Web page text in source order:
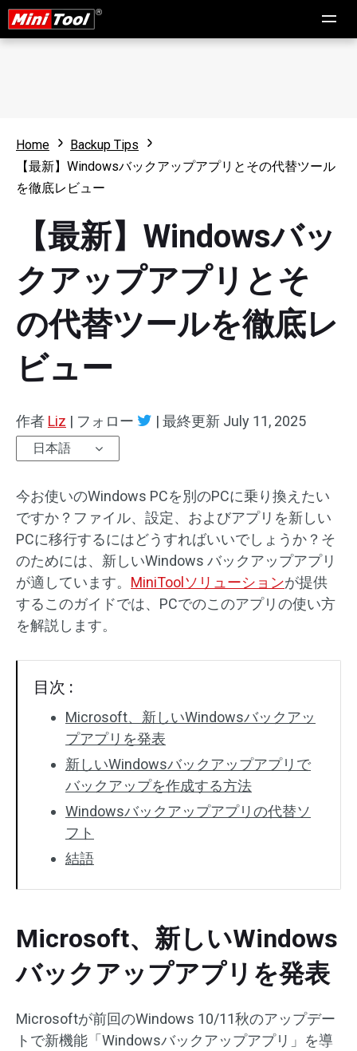
Home
Backup Tips
【最新】Windowsバックアップアプリとその代替ツール
を徹底レビュー
【最新】Windowsバッ
クアップアプリとそ
の代替ツールを徹底レ
ビュー
作者 Liz | フォロー | 最終更新 July 11, 2025
日本語
今お使いのWindows PCを別のPCに乗り換えたい
ですか？ファイル、設定、およびアプリを新しい
PCに移行するにはどうすればいいでしょうか？そ
のためには、新しいWindows バックアップアプリ
が適しています。 MiniToolソリューションが提供
するこのガイドでは、PCでのこのアプリの使い方
を解説します。
目次 :
Microsoft、新しいWindowsバックアッ
プアプリを発表
新しいWindowsバックアップアプリで
バックアップを作成する方法
Windowsバックアップアプリの代替ソ
フト
結語
Microsoft、新しいWindows
バックアップアプリを発表
Microsoftが前回のWindows 10/11秋のアップデー
トで新機能「Windowsバックアップアプリ」を導